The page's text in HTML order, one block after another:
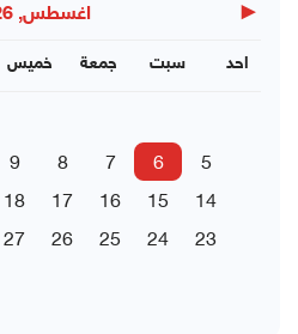
◀ اغسطس, 2026
خميس جمعة سبت احد
5
6
7
8
9
14
15
16
17
18
23
24
25
26
27